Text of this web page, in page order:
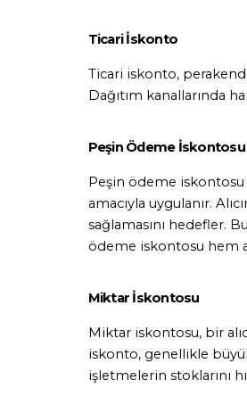
Ticari İskonto
Ticari iskonto,
Dağıtım kanallarında
Peşin Ödeme İskontosu
Peşin ödeme
amacıyla uygulanır.
sağlamasını hedefler.
ödeme iskontosu hem
Miktar İskontosu
Miktar iskontosu, bir
iskonto, genellikle
işletmelerin stoklarını